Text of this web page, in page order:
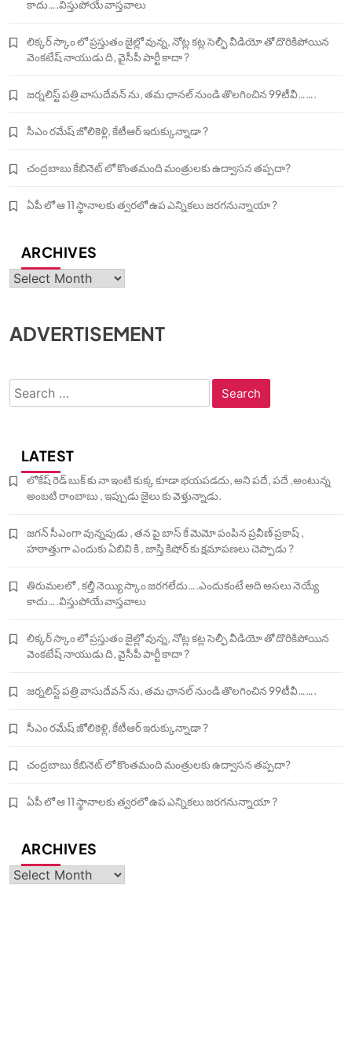
కాదు….విస్తుపోయే వాస్తవాలు
లిక్కర్ స్కాం లో ప్రస్తుతం జైల్లో వున్న, నోట్ల కట్ల సెల్ఫీ వీడియో తో దొరికిపోయిన
వెంకటేష్ నాయుడు ది, వైసీపీ పార్టీ కాదా ?
జర్నలిస్ట్ పత్రి వాసుదేవన్ ను, తమ ఛానల్ నుండి తొలగించిన 99టీవీ…….
సీఎం రమేష్ జోలికెళ్లి, కేటీఆర్ ఇరుక్కున్నాడా ?
చంద్రబాబు కేబినెట్ లో కొంతమంది మంత్రులకు ఉద్వాసన తప్పదా?
ఏపీ లో ఆ 11 స్థానాలకు త్వరలో ఉప ఎన్నికలు జరగనున్నాయా ?
ARCHIVES
Archives
ADVERTISEMENT
Search
for:
LATEST
లోకేష్ రెడ్ బుక్ కు నా ఇంటి కుక్క కూడా భయపడదు, అని పదే, పదే ,అంటున్న
అంబటి రాంబాబు , ఇప్పుడు జైలు కు వెళ్తున్నాడు.
జగన్ సీఎంగా వున్నపుడు , తన పై బాస్ కే మెమో పంపిన ప్రవీణ్ ప్రకాష్ ,
హఠాత్తుగా ఎందుకు ఏబివి కి , జాస్తి కిషోర్ కు క్షమాపణలు చెప్పాడు ?
తిరుమలలో , కల్తీ నెయ్యి స్కాం జరగలేదు….ఎందుకంటే అది అసలు నెయ్యే
కాదు….విస్తుపోయే వాస్తవాలు
లిక్కర్ స్కాం లో ప్రస్తుతం జైల్లో వున్న, నోట్ల కట్ల సెల్ఫీ వీడియో తో దొరికిపోయిన
వెంకటేష్ నాయుడు ది, వైసీపీ పార్టీ కాదా ?
జర్నలిస్ట్ పత్రి వాసుదేవన్ ను, తమ ఛానల్ నుండి తొలగించిన 99టీవీ…….
సీఎం రమేష్ జోలికెళ్లి, కేటీఆర్ ఇరుక్కున్నాడా ?
చంద్రబాబు కేబినెట్ లో కొంతమంది మంత్రులకు ఉద్వాసన తప్పదా?
ఏపీ లో ఆ 11 స్థానాలకు త్వరలో ఉప ఎన్నికలు జరగనున్నాయా ?
ARCHIVES
Archives